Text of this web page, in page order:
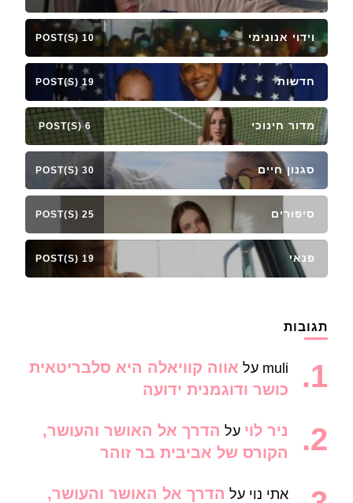
וידוי אנונימי 10 POST(S)
חדשות 19 POST(S)
מדור חינוכי 6 POST(S)
סגנון חיים 30 POST(S)
סיפורים 25 POST(S)
פנאי 19 POST(S)
תגובות
muli על אווה קוויאלה היא סלבריטאית
כושר ודוגמנית ידועה
ניר לוי על הדרך אל האושר והעושר,
הקורס של אביבית בר זוהר
אתי נוי על הדרך אל האושר והעושר,